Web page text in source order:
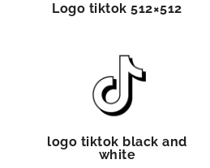
Logo tiktok 512×512
logo tiktok black and
white